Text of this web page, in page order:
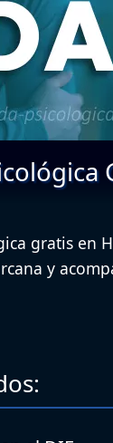
gratis en
y